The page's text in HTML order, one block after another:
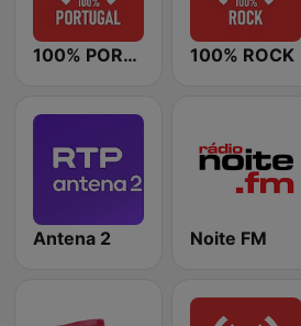
100% PORTUGAL 100% ROCK
Antena 2 Noite FM